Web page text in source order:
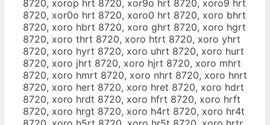
8720, xorop hrt 8720, xor9o hrt 8720, xoro9 hrt
8720, xor0o hrt 8720, xoro0 hrt 8720, xoro bhrt
8720, xoro hbrt 8720, xoro ghrt 8720, xoro hgrt
8720, xoro thrt 8720, xoro htrt 8720, xoro yhrt
8720, xoro hyrt 8720, xoro uhrt 8720, xoro hurt
8720, xoro jhrt 8720, xoro hjrt 8720, xoro mhrt
8720, xoro hmrt 8720, xoro nhrt 8720, xoro hnrt
8720, xoro hert 8720, xoro hret 8720, xoro hdrt
8720, xoro hrdt 8720, xoro hfrt 8720, xoro hrft
8720, xoro hrgt 8720, xoro h4rt 8720, xoro hr4t